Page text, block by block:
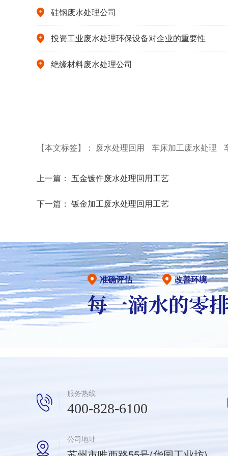
硅钢废水处理公司
投资工业废水处理环保设备对企业的重要性
绝缘材料废水处理公司
【本文标签】： 废水处理回用 车床加工废水处理
上一篇： 五金镀件废水处理回用工艺
下一篇： 钣金加工废水处理回用工艺
准确评估 改善环境
服务热线
400-828-6100
公司地址